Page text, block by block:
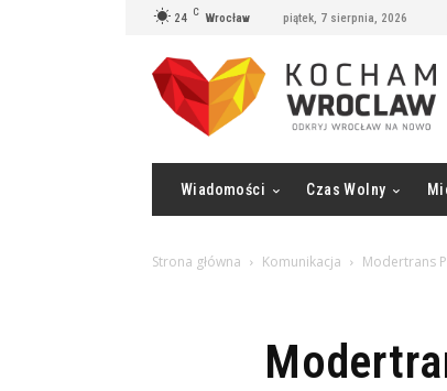
24 C Wrocław piątek, 7 sierpnia, 2026
Wiadomości Czas Wolny
Strona główna Komunikacja Modertrans